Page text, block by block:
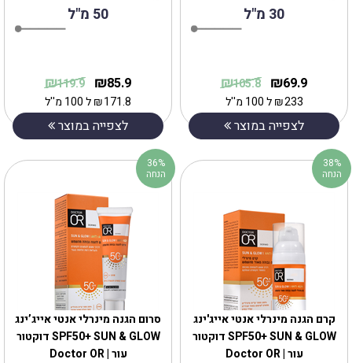
50 מ"ל
85.9
₪
119.9
₪
171.8
₪ל 100 מ''ל
לצפייה במוצר
30 מ"ל
69.9
₪
105.8
₪
233
₪ל 100 מ''ל
לצפייה במוצר
סרום הגנה מינרלי אנטי אייג’ינג
SPF50+ SUN & GLOW דוקטור
עור | Doctor OR
36%
הנחה
קרם הגנה מינרלי אנטי אייג'ינג
SPF50+ SUN & GLOW דוקטור
עור | Doctor OR
38%
הנחה